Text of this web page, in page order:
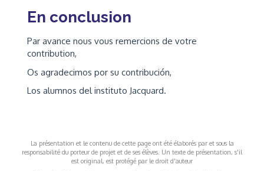
En conclusion
Par avance nous vous remercions de votre
contribution,
Os agradecimos por su contribución,
Los alumnos del instituto Jacquard.
La présentation et le contenu de cette page ont été élaborés par et sous la
responsabilité du porteur de projet et de ses élèves. Un texte de présentation, s'il
est original, est protégé par le droit d'auteur